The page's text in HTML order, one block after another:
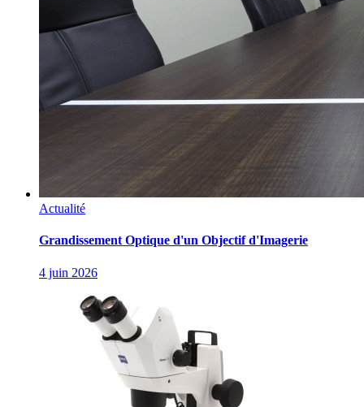
Actualité
Grandissement Optique d'un Objectif d'Imagerie
4 juin 2026